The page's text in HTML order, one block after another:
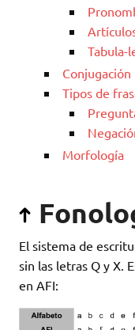
Tabula-
Conjugación
Tipos de
Morfología
El sistema de
sin las letras Q y X.
en AFI: